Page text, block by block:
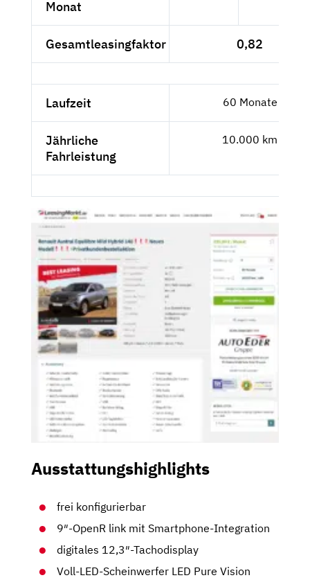
Monat
Gesamtleasingfaktor 0,82
Laufzeit 60 Monate
Jährliche
Fahrleistung
10.000 km
Ausstattungshighlights
frei konfigurierbar
9″-OpenR link mit Smartphone-Integration
digitales 12,3″-Tachodisplay
Voll-LED-Scheinwerfer LED Pure Vision